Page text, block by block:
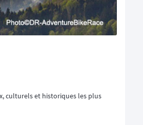
culturels et historiques les plus